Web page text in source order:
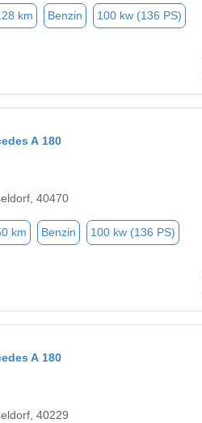
km Benzin 100 kw (136 PS)
A 180
40470
km Benzin 100 kw (136 PS)
A 180
40229